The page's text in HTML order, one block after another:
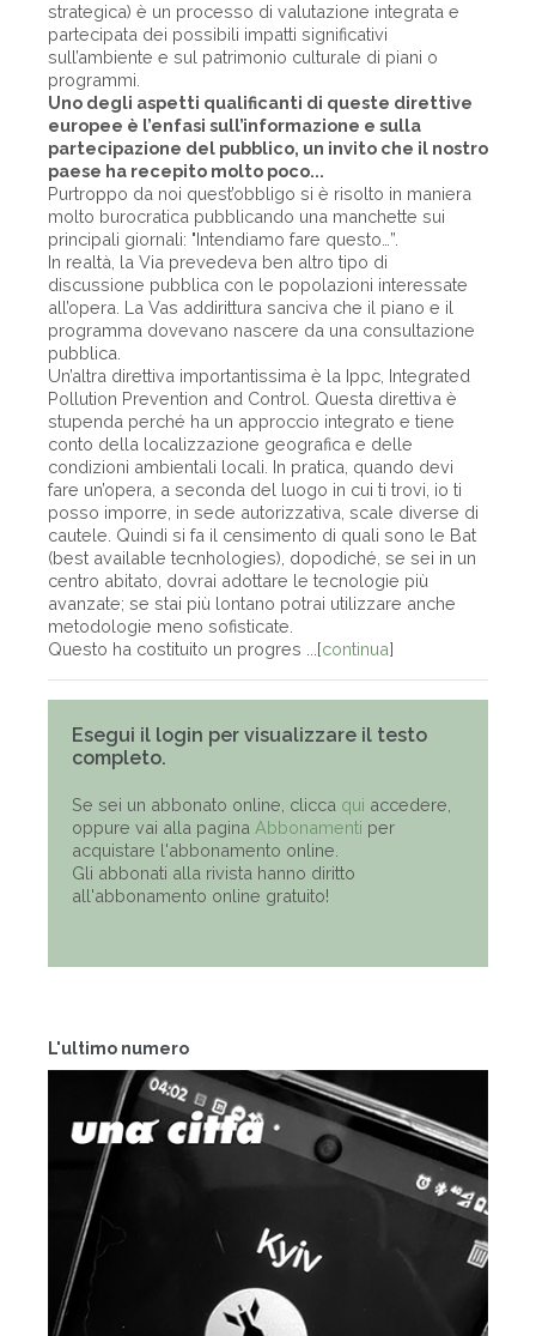
L'ultimo numero
strategica) è un processo di valutazione integrata e
partecipata dei possibili impatti significativi
sull’ambiente e sul patrimonio culturale di piani o
programmi.
Uno degli aspetti qualificanti di queste direttive
europee è l’enfasi sull’informazione e sulla
partecipazione del pubblico, un invito che il nostro
paese ha recepito molto poco...
Purtroppo da noi quest’obbligo si è risolto in maniera
molto burocratica pubblicando una manchette sui
principali giornali: "Intendiamo fare questo…”.
In realtà, la Via prevedeva ben altro tipo di
discussione pubblica con le popolazioni interessate
all’opera. La Vas addirittura sanciva che il piano e il
programma dovevano nascere da una consultazione
pubblica.
Un’altra direttiva importantissima è la Ippc, Integrated
Pollution Prevention and Control. Questa direttiva è
stupenda perché ha un approccio integrato e tiene
conto della localizzazione geografica e delle
condizioni ambientali locali. In pratica, quando devi
fare un’opera, a seconda del luogo in cui ti trovi, io ti
posso imporre, in sede autorizzativa, scale diverse di
cautele. Quindi si fa il censimento di quali sono le Bat
(best available tecnhologies), dopodiché, se sei in un
centro abitato, dovrai adottare le tecnologie più
avanzate; se stai più lontano potrai utilizzare anche
metodologie meno sofisticate.
Questo ha costituito un progres ...[continua]
Esegui il login per visualizzare il testo
completo.
Se sei un abbonato online, clicca qui accedere,
oppure vai alla pagina Abbonamenti per
acquistare l'abbonamento online.
Gli abbonati alla rivista hanno diritto
all'abbonamento online gratuito!